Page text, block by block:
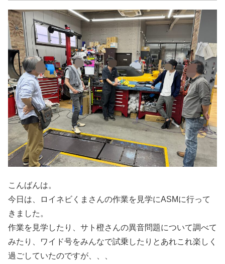
こんばんは。
今日は、ロイネビくまさんの作業を見学にASMに行って
きました。
作業を見学したり、サト橙さんの異音問題について調べて
みたり、ワイド号をみんなで試乗したりとあれこれ楽しく
過ごしていたのですが、、、